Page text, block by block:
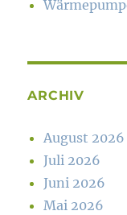
ARCHIV
August 2026
Juli 2026
Juni 2026
Mai 2026